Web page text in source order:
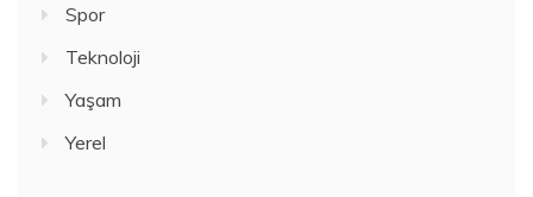
Spor
Teknoloji
Yaşam
Yerel